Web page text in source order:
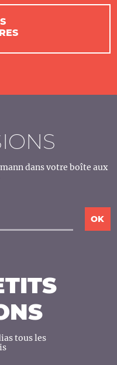
dans votre boîte aux
tous les